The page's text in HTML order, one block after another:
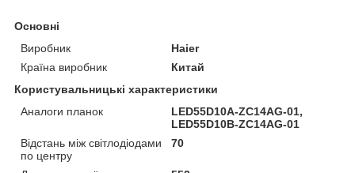
Основні
Виробник
Haier
Країна виробник
Китай
Користувальницькі характеристики
Аналоги планок
LED55D10A-ZC14AG-01,
LED55D10B-ZC14AG-01
Відстань між світлодіодами
по центру
70